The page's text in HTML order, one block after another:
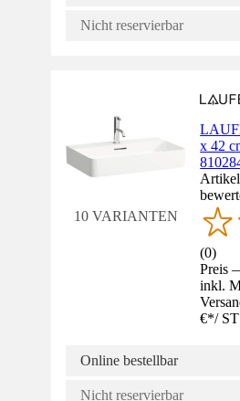
Nicht reservierbar
10 VARIANTEN
x 42
(0)
Preis
inkl.
€*/ ST
Online bestellbar
Nicht reservierbar